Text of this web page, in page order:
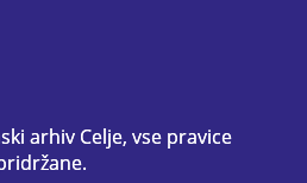
arhiv Celje, vse pravice